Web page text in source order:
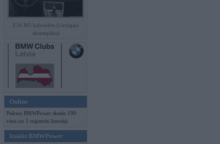
E34 M5 kabriolets (vienīgais
eksemplārs)
Online
Pašreiz BMWPower skatās 190
viesi un 5 reģistrēti lietotāji.
Ienākt BMWPower